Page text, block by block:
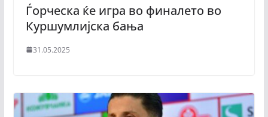
Ѓорческа ќе игра во финалето во
Куршумлијска бања
31.05.2025